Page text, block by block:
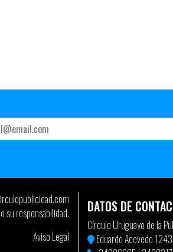
su responsabilidad.
Aviso Legal
DATOS DE
Círculo Uruguayo de la
Eduardo Acevedo 1243